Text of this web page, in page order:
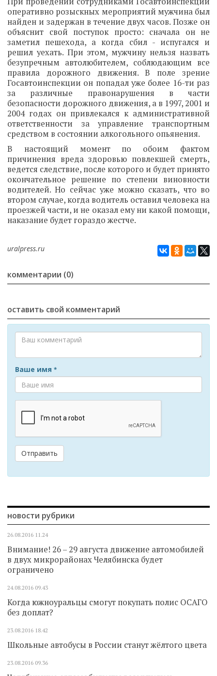
оперативно розыскных мероприятий мужчина был
найден и задержан в течение двух часов. Позже он
объяснит свой поступок просто: сначала он не
заметил пешехода, а когда сбил - испугался и
решил уехать. При этом, мужчину нельзя назвать
безупречным автолюбителем, соблюдающим все
правила дорожного движения. В поле зрение
Госавтоинспекции он попадал уже более 16-ти раз
за различные правонарушения в части
безопасности дорожного движения, а в 1997, 2001 и
2004 годах он привлекался к административной
ответственности за управление транспортным
средством в состоянии алкогольного опьянения.
В настоящий момент по обоим фактом
причинения вреда здоровью повлекшей смерть,
ведется следствие, после которого и будет принято
окончательное решение по степени виновности
водителей. Но сейчас уже можно сказать, что во
втором случае, когда водитель оставил человека на
проезжей части, и не оказал ему ни какой помощи,
наказание будет гораздо жестче.
uralpress.ru
комментарии (0)
оставить свой комментарий
Ваше имя *
Отправить
новости рубрики
26.08.2016 11.24
Внимание! 26 – 29 августа движение автомобилей
в двух микрорайонах Челябинска будет
ограничено
24.08.2016 09.43
Когда южноуральцы смогут покупать полис ОСАГО
без доплат?
23.08.2016 18.42
Школьные автобусы в России станут жёлтого цвета
23.08.2016 09.36